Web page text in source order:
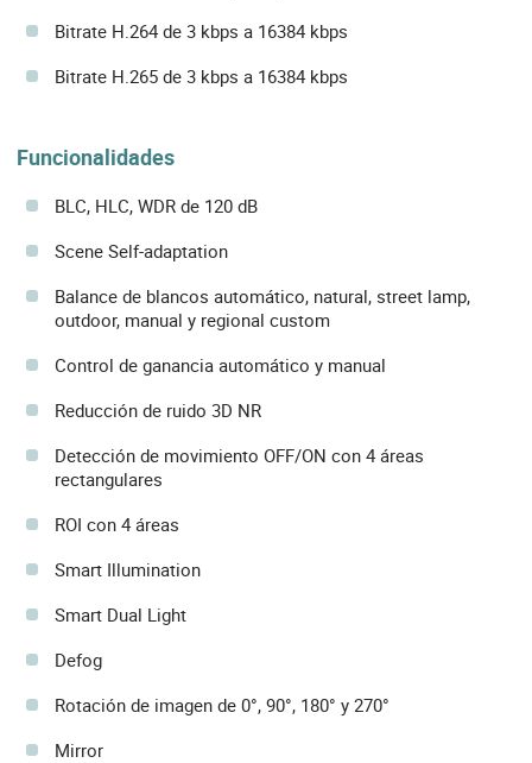
Bitrate H.264 de 3 kbps a 16384 kbps
Bitrate H.265 de 3 kbps a 16384 kbps
Funcionalidades
BLC, HLC, WDR de 120 dB
Scene Self-adaptation
Balance de blancos automático, natural, street lamp,
outdoor, manual y regional custom
Control de ganancia automático y manual
Reducción de ruido 3D NR
Detección de movimiento OFF/ON con 4 áreas
rectangulares
ROI con 4 áreas
Smart Illumination
Smart Dual Light
Defog
Rotación de imagen de 0°, 90°, 180° y 270°
Mirror